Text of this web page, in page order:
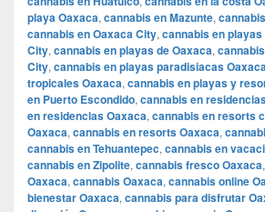
playa Oaxaca, cannabis en Mazunte,
cannabis en Oaxaca City, cannabis en
City, cannabis en playas de Oaxaca,
City, cannabis en playas paradisiacas
tropicales Oaxaca, cannabis en playas y
en Puerto Escondido, cannabis en
en residencias Oaxaca, cannabis en resorts
Oaxaca, cannabis en resorts Oaxaca,
cannabis en Tehuantepec, cannabis en
cannabis en Zipolite, cannabis fresco Oaxaca,
Oaxaca, cannabis Oaxaca, cannabis online
bienestar Oaxaca, cannabis para disfrutar